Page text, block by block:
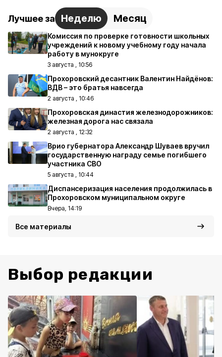
Лучшее за Неделю Месяц
Комиссия по проверке готовности школьных
учреждений к новому учебному году начала
работу в мунокруге
3 августа , 10:56
Прохоровский десантник Валентин Найдёнов:
ВДВ – это братья навсегда
2 августа , 10:46
Прохоровская династия железнодорожников:
железная дорога нас связала
2 августа , 12:32
Врио губернатора Александр Шуваев вручил
государственную награду семье погибшего
участника СВО
5 августа , 10:44
Диспансеризация населения продолжилась в
Прохоровском муниципальном округе
Вчера, 14:19
Все материалы
Выбор редакции